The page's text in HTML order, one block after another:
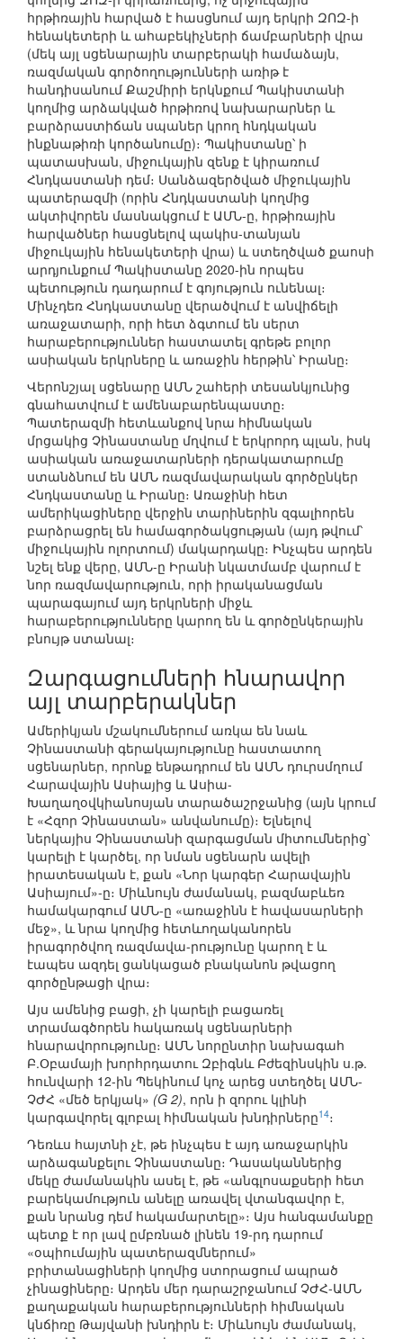
հրթիռային հարված է հասցնում այդ երկրի ԶՈԶ-ի
հենակետերի և ահաբեկիչների ճամբարների վրա
(մեկ այլ սցենարային տարբերակի համաձայն,
ռազմական գործողությունների առիթ է
հանդիսանում Քաշմիրի երկնքում Պակիստանի
կողմից արձակված հրթիռով նախարարներ և
բարձրաստիճան սպաներ կրող հնդկական
ինքնաթիռի կործանումը)։ Պակիստանը՝ ի
պատասխան, միջուկային զենք է կիրառում
Հնդկաստանի դեմ։ Սանձազերծված միջուկային
պատերազմի (որին Հնդկաստանի կողմից
ակտիվորեն մասնակցում է ԱՄՆ-ը, հրթիռային
հարվածներ հասցնելով պակիս-տանյան
միջուկային հենակետերի վրա) և ստեղծված քաոսի
արդյունքում Պակիստանը 2020-ին որպես
պետություն դադարում է գոյություն ունենալ։
Մինչդեռ Հնդկաստանը վերածվում է անվիճելի
առաջատարի, որի հետ ձգտում են սերտ
հարաբերություններ հաստատել գրեթե բոլոր
ասիական երկրները և առաջին հերթին՝ Իրանը։
Վերոնշյալ սցենարը ԱՄՆ շահերի տեսանկյունից
գնահատվում է ամենաբարենպաստը։
Պատերազմի հետևանքով նրա հիմնական
մրցակից Չինաստանը մղվում է երկրորդ պլան, իսկ
ասիական առաջատարների դերակատարումը
ստանձնում են ԱՄՆ ռազմավարական գործընկեր
Հնդկաստանը և Իրանը։ Առաջինի հետ
ամերիկացիները վերջին տարիներին զգալիորեն
բարձրացրել են համագործակցության (այդ թվում՝
միջուկային ոլորտում) մակարդակը։ Ինչպես արդեն
նշել ենք վերը, ԱՄՆ-ը Իրանի նկատմամբ վարում է
նոր ռազմավարություն, որի իրականացման
պարագայում այդ երկրների միջև
հարաբերությունները կարող են և գործընկերային
բնույթ ստանալ։
Զարգացումների հնարավոր
այլ տարբերակներ
Ամերիկյան մշակումներում առկա են նաև
Չինաստանի գերակայությունը հաստատող
սցենարներ, որոնք ենթադրում են ԱՄՆ դուրսմղում
Հարավային Ասիայից և Ասիա-
Խաղաղօվկիանոսյան տարածաշրջանից (այն կրում
է «Հզոր Չինաստան» անվանումը)։ Ելնելով
ներկայիս Չինաստանի զարգացման միտումներից՝
կարելի է կարծել, որ նման սցենարն ավելի
իրատեսական է, քան «Նոր կարգեր Հարավային
Ասիայում»-ը։ Միևնույն ժամանակ, բազմաբևեռ
համակարգում ԱՄՆ-ը «առաջինն է հավասարների
մեջ», և նրա կողմից հետևողականորեն
իրագործվող ռազմավա-րությունը կարող է և
էապես ազդել ցանկացած բնականոն թվացող
գործընթացի վրա։
Այս ամենից բացի, չի կարելի բացառել
տրամագծորեն հակառակ սցենարների
հնարավորությունը։ ԱՄՆ նորընտիր նախագահ
Բ.Օբամայի խորհրդատու Զբիգնև Բժեզինսկին ս.թ.
հունվարի 12-ին Պեկինում կոչ արեց ստեղծել ԱՄՆ-
ՉԺՀ «մեծ երկյակ» (G 2), որն ի զորու կլինի
կարգավորել գլոբալ հիմնական խնդիրները14։
Դեռևս հայտնի չէ, թե ինչպես է այդ առաջարկին
արձագանքելու Չինաստանը։ Դասականներից
մեկը ժամանակին ասել է, թե «անգլոսաքսերի հետ
բարեկամություն անելը առավել վտանգավոր է,
քան նրանց դեմ հակամարտելը»։ Այս հանգամանքը
պետք է որ լավ ըմբռնած լինեն 19-րդ դարում
«օպիումային պատերազմներում»
բրիտանացիների կողմից ստորացում ապրած
չինացիները։ Արդեն մեր դարաշրջանում ՉԺՀ-ԱՄՆ
քաղաքական հարաբերությունների հիմնական
կնճիռը Թայվանի խնդիրն է։ Միևնույն ժամանակ,